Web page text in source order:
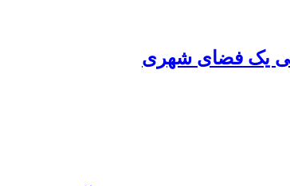
یک فضای شهری